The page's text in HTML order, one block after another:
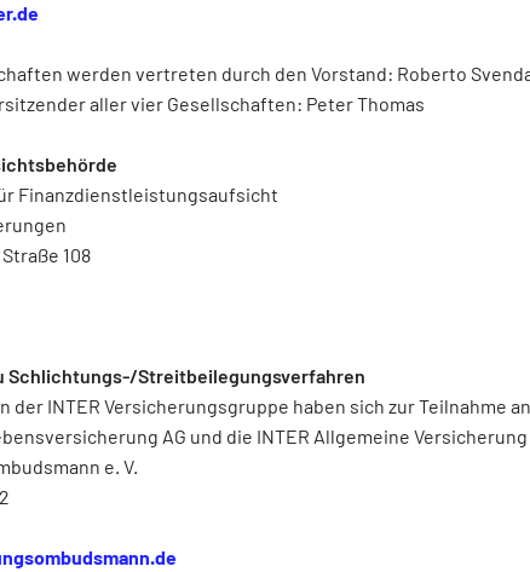
werden vertreten durch den Vorstand: Roberto
aller vier Gesellschaften: Peter Thomas
Finanzdienstleistungsaufsicht
108
Schlichtungs-/Streitbeilegungsverfahren
der INTER Versicherungsgruppe haben sich zur
AG und die INTER Allgemeine Versicherung
e. V.